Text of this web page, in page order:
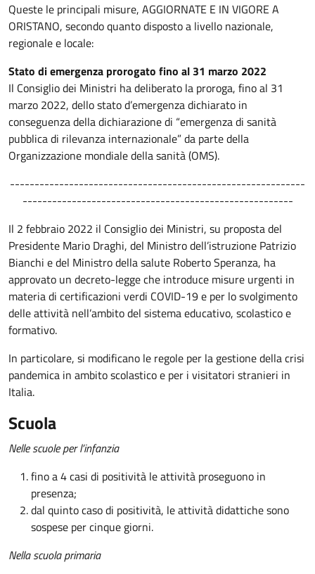
Queste le principali misure, AGGIORNATE E IN VIGORE A
ORISTANO, secondo quanto disposto a livello nazionale,
regionale e locale:
Stato di emergenza prorogato fino al 31 marzo 2022
Il Consiglio dei Ministri ha deliberato la proroga, fino al 31
marzo 2022, dello stato d’emergenza dichiarato in
conseguenza della dichiarazione di “emergenza di sanità
pubblica di rilevanza internazionale” da parte della
Organizzazione mondiale della sanità (OMS).
------------------------------------------------------------
-------------------------------------------------------
Il 2 febbraio 2022 il Consiglio dei Ministri, su proposta del
Presidente Mario Draghi, del Ministro dell’istruzione Patrizio
Bianchi e del Ministro della salute Roberto Speranza, ha
approvato un decreto-legge che introduce misure urgenti in
materia di certificazioni verdi COVID-19 e per lo svolgimento
delle attività nell’ambito del sistema educativo, scolastico e
formativo.
In particolare, si modificano le regole per la gestione della crisi
pandemica in ambito scolastico e per i visitatori stranieri in
Italia.
Scuola
Nelle scuole per l’infanzia
fino a 4 casi di positività le attività proseguono in
presenza;
dal quinto caso di positività, le attività didattiche sono
sospese per cinque giorni.
Nella scuola primaria